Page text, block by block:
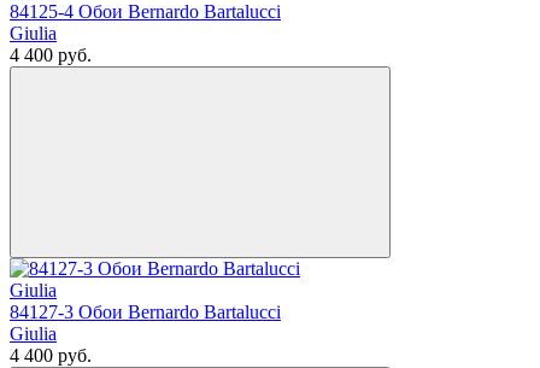
84125-4 Обои Bernardo Bartalucci
Giulia
4 400 руб.
84127-3 Обои Bernardo Bartalucci
Giulia
4 400 руб.